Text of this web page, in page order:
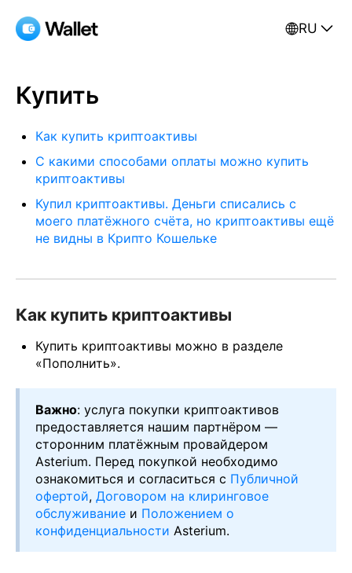
RU
Купить
Как купить криптоактивы
С какими способами оплаты можно купить
криптоактивы
Купил криптоактивы. Деньги списались с
моего платёжного счёта, но криптоактивы ещё
не видны в Крипто Кошельке
Как купить криптоактивы
Купить криптоактивы можно в разделе
«Пополнить».
Важно: услуга покупки криптоактивов
предоставляется нашим партнёром —
сторонним платёжным провайдером
Asterium. Перед покупкой необходимо
ознакомиться и согласиться с Публичной
офертой, Договором на клиринговое
обслуживание и Положением о
конфиденциальности Asterium.